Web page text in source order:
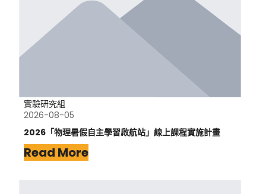
實驗研究組
2026-08-05
2026「物理暑假自主學習啟航站」線上課程實施計畫
Read More